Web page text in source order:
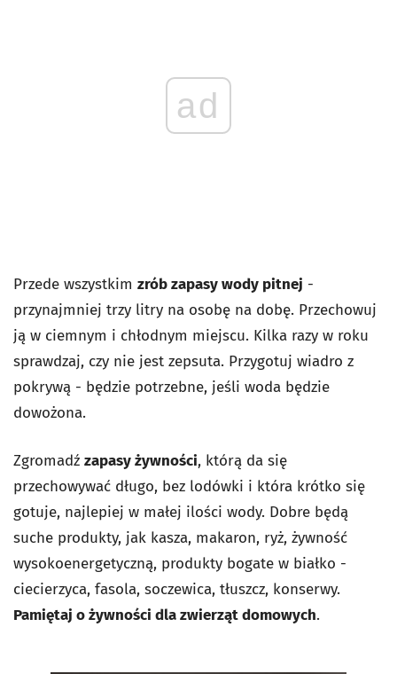
ad
Przede wszystkim zrób zapasy wody pitnej -
przynajmniej trzy litry na osobę na dobę. Przechowuj
ją w ciemnym i chłodnym miejscu. Kilka razy w roku
sprawdzaj, czy nie jest zepsuta. Przygotuj wiadro z
pokrywą - będzie potrzebne, jeśli woda będzie
dowożona.
Zgromadź zapasy żywności, którą da się
przechowywać długo, bez lodówki i która krótko się
gotuje, najlepiej w małej ilości wody. Dobre będą
suche produkty, jak kasza, makaron, ryż, żywność
wysokoenergetyczną, produkty bogate w białko -
ciecierzyca, fasola, soczewica, tłuszcz, konserwy.
Pamiętaj o żywności dla zwierząt domowych.